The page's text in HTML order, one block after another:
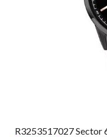
R3253517027 Sector